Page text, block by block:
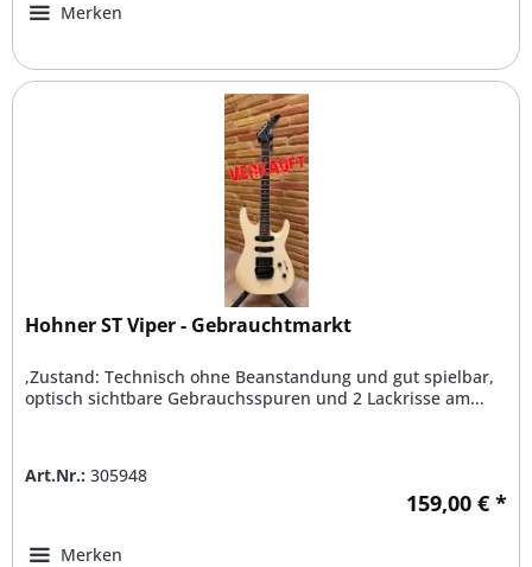
Merken
Hohner ST Viper - Gebrauchtmarkt
,Zustand: Technisch ohne Beanstandung und gut spielbar,
optisch sichtbare Gebrauchsspuren und 2 Lackrisse am...
Art.Nr.: 305948
159,00 € *
Merken